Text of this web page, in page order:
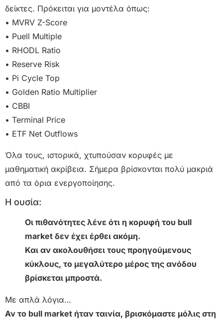
δείκτες. Πρόκειται για μοντέλα όπως:
• MVRV Z-Score
• Puell Multiple
• RHODL Ratio
• Reserve Risk
• Pi Cycle Top
• Golden Ratio Multiplier
• CBBI
• Terminal Price
• ETF Net Outflows
Όλα τους, ιστορικά, χτυπούσαν κορυφές με
μαθηματική ακρίβεια. Σήμερα βρίσκονται πολύ μακριά
από τα όρια ενεργοποίησης.
Η ουσία:
Οι πιθανότητες λένε ότι η κορυφή του bull
market δεν έχει έρθει ακόμη.
Και αν ακολουθήσει τους προηγούμενους
κύκλους, το μεγαλύτερο μέρος της ανόδου
βρίσκεται μπροστά.
Με απλά λόγια…
Αν το bull market ήταν ταινία, βρισκόμαστε μόλις στη